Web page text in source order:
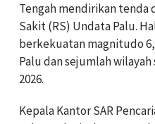
Tengah mendirikan tenda
Sakit (RS) Undata Palu.
berkekuatan magnitudo
Palu dan sejumlah
2026.
Kepala Kantor SAR